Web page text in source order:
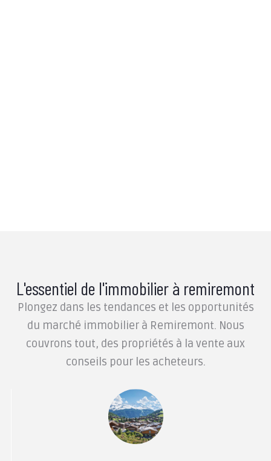
L'essentiel de l'immobilier à remiremont
Plongez dans les tendances et les opportunités
du marché immobilier à Remiremont. Nous
couvrons tout, des propriétés à la vente aux
conseils pour les acheteurs.